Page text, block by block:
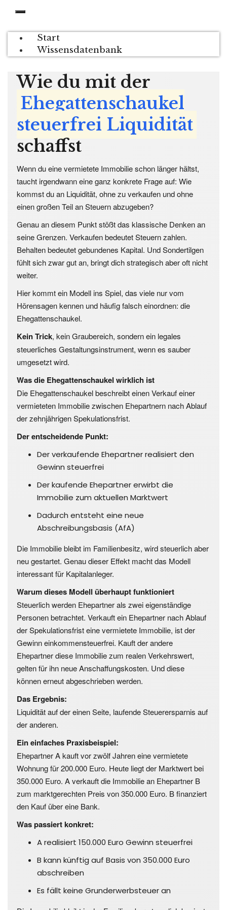
Start
Wissensdatenbank
Wie du mit der
Ehegattenschaukel
steuerfrei Liquidität
schaffst
Wenn du eine vermietete Immobilie schon länger hältst,
taucht irgendwann eine ganz konkrete Frage auf: Wie
kommst du an Liquidität, ohne zu verkaufen und ohne
einen großen Teil an Steuern abzugeben?
Genau an diesem Punkt stößt das klassische Denken an
seine Grenzen. Verkaufen bedeutet Steuern zahlen.
Behalten bedeutet gebundenes Kapital. Und Sondertilgen
fühlt sich zwar gut an, bringt dich strategisch aber oft nicht
weiter.
Hier kommt ein Modell ins Spiel, das viele nur vom
Hörensagen kennen und häufig falsch einordnen: die
Ehegattenschaukel.
Kein Trick, kein Graubereich, sondern ein legales
steuerliches Gestaltungsinstrument, wenn es sauber
umgesetzt wird.
Was die Ehegattenschaukel wirklich ist
Die Ehegattenschaukel beschreibt einen Verkauf einer
vermieteten Immobilie zwischen Ehepartnern nach Ablauf
der zehnjährigen Spekulationsfrist.
Der entscheidende Punkt:
Der verkaufende Ehepartner realisiert den
Gewinn steuerfrei
Der kaufende Ehepartner erwirbt die
Immobilie zum aktuellen Marktwert
Dadurch entsteht eine neue
Abschreibungsbasis (AfA)
Die Immobilie bleibt im Familienbesitz, wird steuerlich aber
neu gestartet. Genau dieser Effekt macht das Modell
interessant für Kapitalanleger.
Warum dieses Modell überhaupt funktioniert
Steuerlich werden Ehepartner als zwei eigenständige
Personen betrachtet. Verkauft ein Ehepartner nach Ablauf
der Spekulationsfrist eine vermietete Immobilie, ist der
Gewinn einkommensteuerfrei. Kauft der andere
Ehepartner diese Immobilie zum realen Verkehrswert,
gelten für ihn neue Anschaffungskosten. Und diese
können erneut abgeschrieben werden.
Das Ergebnis:
Liquidität auf der einen Seite, laufende Steuerersparnis auf
der anderen.
Ein einfaches Praxisbeispiel:
Ehepartner A kauft vor zwölf Jahren eine vermietete
Wohnung für 200.000 Euro. Heute liegt der Marktwert bei
350.000 Euro. A verkauft die Immobilie an Ehepartner B
zum marktgerechten Preis von 350.000 Euro. B finanziert
den Kauf über eine Bank.
Was passiert konkret:
A realisiert 150.000 Euro Gewinn steuerfrei
B kann künftig auf Basis von 350.000 Euro
abschreiben
Es fällt keine Grunderwerbsteuer an